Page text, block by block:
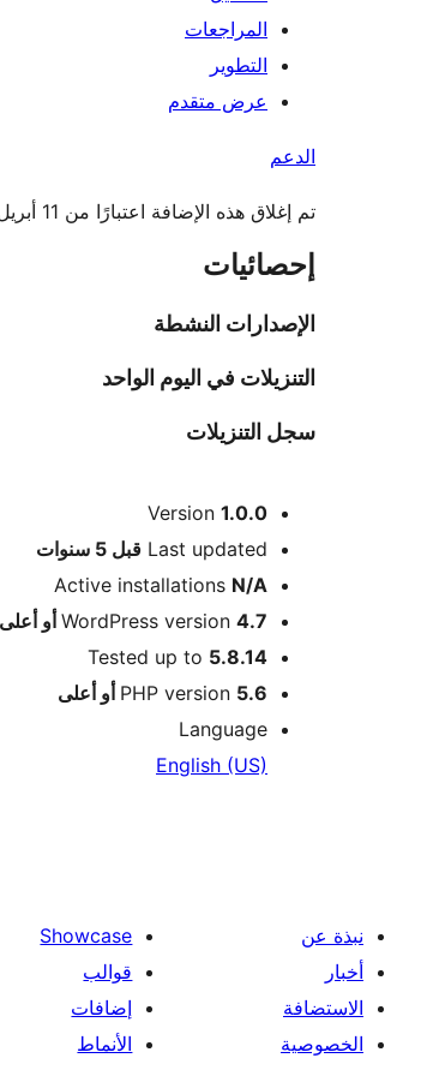
المراجعات
التطوير
عرض متقدم
الدعم
تم إغلاق هذه الإضافة اعتبارًا من 11 أبريل، 2025 وغير متاحة للتنزيل. السبب: مخالفة الدليل الإرشادي.
إحصائيات
الإصدارات النشطة
التنزيلات في اليوم الواحد
سجل التنزيلات
ميتا
Meta
Version 1.0.0
Last updated قبل 5 سنوات
Active installations N/A
WordPress version 4.7 أو أعلى
Tested up to 5.8.14
PHP version 5.6 أو أعلى
Language
English (US)
نبذة عن
أخبار
الاستضافة
الخصوصية
Showcase
قوالب
إضافات
الأنماط